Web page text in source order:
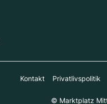
Kontakt Privatlivspolitik
© Marktplatz